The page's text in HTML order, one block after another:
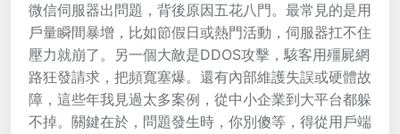
微信伺服器出問題，背後原因五花八門。最常見的是用
戶量瞬間暴增，比如節假日或熱門活動，伺服器扛不住
壓力就崩了。另一個大敵是DDOS攻擊，駭客用殭屍網
路狂發請求，把頻寬塞爆。還有內部維護失誤或硬體故
障，這些年我見過太多案例，從中小企業到大平台都躲
不掉。關鍵在於，問題發生時，你別傻等，得從用戶端